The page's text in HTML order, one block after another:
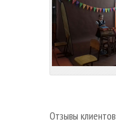
Отзывы клиентов